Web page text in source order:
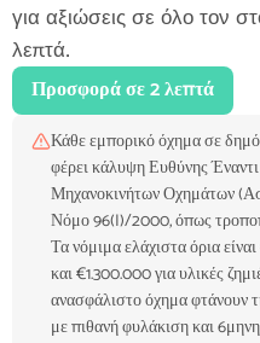
για αξιώσεις σε όλο τον
λεπτά.
Προσφορά σε 2 λεπτά
Κάθε εμπορικό όχημα σε
φέρει κάλυψη Ευθύνης
Μηχανοκινήτων Οχημάτων
Νόμο 96(I)/2000, όπως
Τα νόμιμα ελάχιστα όρια
και €1.300.000 για υλικές
ανασφάλιστο όχημα φτάνουν
με πιθανή φυλάκιση και